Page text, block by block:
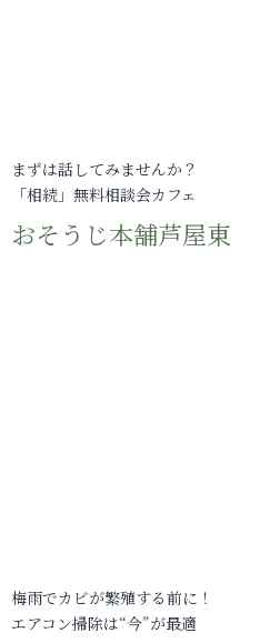
まずは話してみませんか？
「相続」無料相談会カフェ
おそうじ本舗芦屋東
梅雨でカビが繁殖する前に！
エアコン掃除は“今”が最適